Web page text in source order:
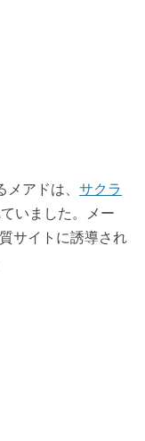
アドは、 サクラ
いました。メー
サイトに誘導され